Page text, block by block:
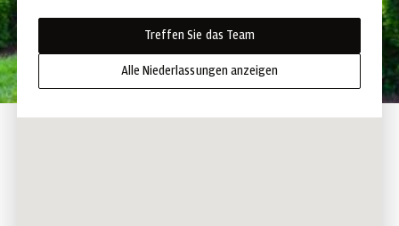
Treffen Sie das Team
Alle Niederlassungen anzeigen